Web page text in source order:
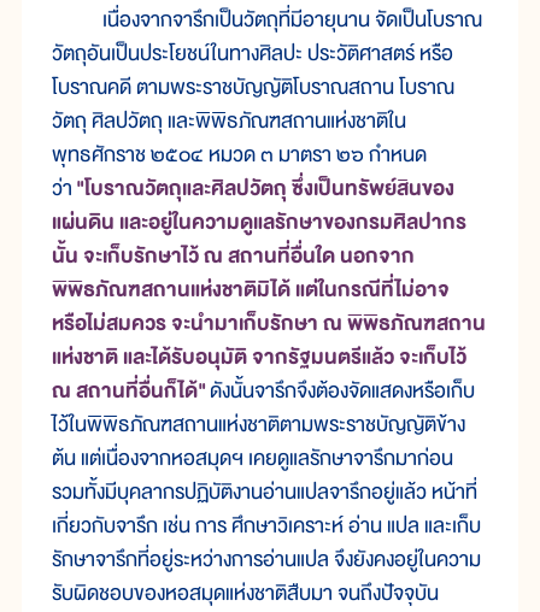
เนื่องจากจารึกเป็นวัตถุที่มีอายุนาน จัดเป็นโบราณ
วัตถุอันเป็นประโยชน์ในทางศิลปะ ประวัติศาสตร์ หรือ
โบราณคดี ตามพระราชบัญญัติโบราณสถาน โบราณ
วัตถุ ศิลปวัตถุ และพิพิธภัณฑสถานแห่งชาติใน
พุทธศักราช ๒๕๐๔ หมวด ๓ มาตรา ๒๖ กำหนด
ว่า"โบราณวัตถุและศิลปวัตถุ ซึ่งเป็นทรัพย์สินของ
แผ่นดิน และอยู่ในความดูแลรักษาของกรมศิลปากร
นั้น จะเก็บรักษาไว้ ณ สถานที่อื่นใด นอกจาก
พิพิธภัณฑสถานแห่งชาติมิได้ แต่ในกรณีที่ไม่อาจ
หรือไม่สมควร จะนำมาเก็บรักษา ณ พิพิธภัณฑสถาน
แห่งชาติ และได้รับอนุมัติ จากรัฐมนตรีแล้ว จะเก็บไว้
ณ สถานที่อื่นก็ได้"ดังนั้นจารึกจึงต้องจัดแสดงหรือเก็บ
ไว้ในพิพิธภัณฑสถานแห่งชาติตามพระราชบัญญัติข้าง
ต้น แต่เนื่องจากหอสมุดฯ เคยดูแลรักษาจารึกมาก่อน
รวมทั้งมีบุคลากรปฏิบัติงานอ่านแปลจารึกอยู่แล้ว หน้าที่
เกี่ยวกับจารึก เช่น การ ศึกษาวิเคราะห์ อ่าน แปล และเก็บ
รักษาจารึกที่อยู่ระหว่างการอ่านแปล จึงยังคงอยู่ในความ
รับผิดชอบของหอสมุดแห่งชาติสืบมา จนถึงปัจจุบัน